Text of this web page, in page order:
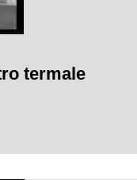
termale